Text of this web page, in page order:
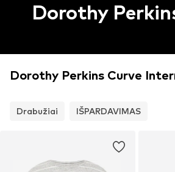
Dorothy
Drabužiai IŠPARDAVIMAS